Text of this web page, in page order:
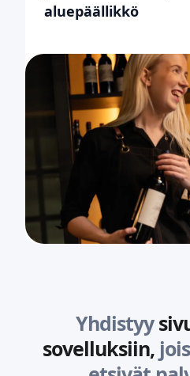
aluepäällikkö
Yhdistyy
sovelluksiin,